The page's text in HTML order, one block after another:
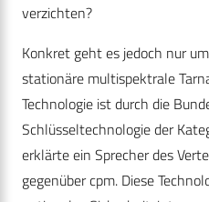
verzichten?
Konkret geht es jedoch nur
stationäre multispektrale
Technologie ist durch die
Schlüsseltechnologie der
erklärte ein Sprecher des
gegenüber cpm. Diese